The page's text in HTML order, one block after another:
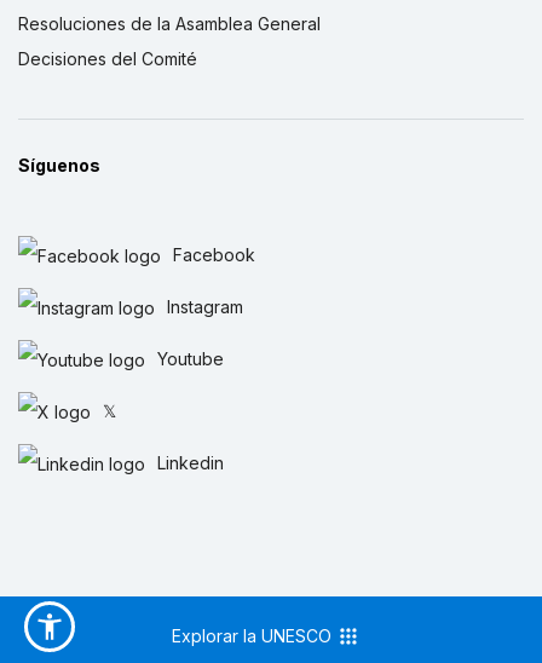
Resoluciones de la Asamblea General
Decisiones del Comité
Síguenos
Facebook
Instagram
Youtube
𝕏
Linkedin
Explorar la UNESCO